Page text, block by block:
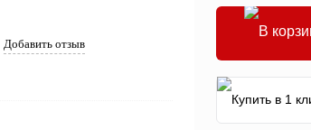
Добавить отзыв